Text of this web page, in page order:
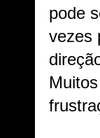
pode
vezes